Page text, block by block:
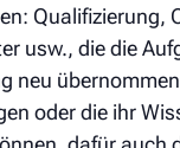
Qualifizierung,
usw., die die
neu
oder die ihr